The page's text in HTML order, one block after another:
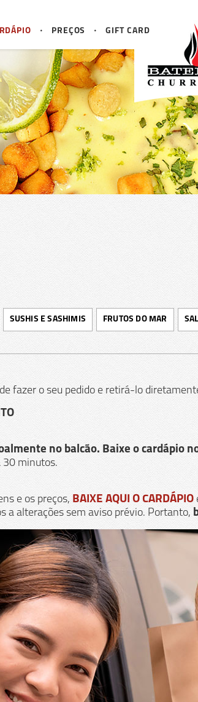
PREÇOS GIFT CARD
SUSHIS E SASHIMIS FRUTOS DO MAR
fazer o seu pedido e retirá-lo
no balcão. Baixe o cardápio
30 minutos.
e os preços, BAIXE AQUI O CARDÁPIO
a alterações sem aviso prévio. Portanto,